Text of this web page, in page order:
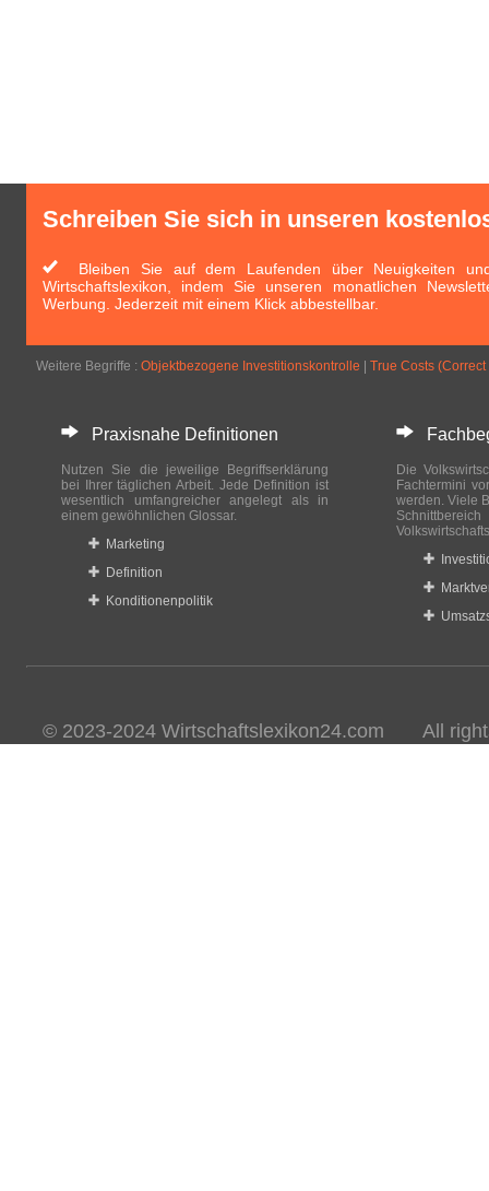
Schreiben Sie sich in unseren
Bleiben Sie auf dem Laufenden über Neuigkeiten
Wirtschaftslexikon, indem Sie unseren monatlichen
Werbung. Jederzeit mit einem Klick abbestellbar.
Weitere Begriffe : Objektbezogene Investitionskontrolle True Costs (Correct
Praxisnahe Definitionen
Nutzen Sie die jeweilige Begriffserklärung
bei Ihrer täglichen Arbeit. Jede Definition ist
wesentlich umfangreicher angelegt als in
einem gewöhnlichen Glossar.
Marketing
Definition
Konditionenpolitik
Die
Fachtermini
werden. Viele
© 2023-2024 Wirtschaftslexikon24.com All